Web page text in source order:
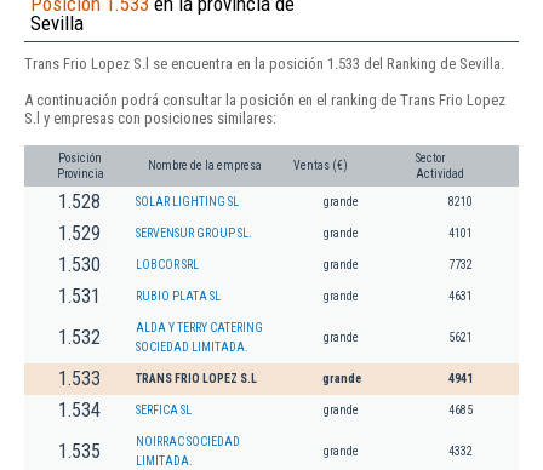
Sevilla
Trans Frio Lopez S.l se encuentra en la posición 1.533 del Ranking de Sevilla.
A continuación podrá consultar la posición en el ranking de Trans Frio Lopez
S.l y empresas con posiciones similares:
Posición
Provincia
Nombre de la empresa Ventas (€)
Sector
Actividad
1.528 SOLAR LIGHTING SL grande 8210
1.529 SERVENSUR GROUP SL. grande 4101
1.530 LOBCOR SRL grande 7732
1.531 RUBIO PLATA SL grande 4631
1.532
ALDA Y TERRY CATERING
SOCIEDAD LIMITADA.
grande 5621
1.533 TRANS FRIO LOPEZ S.L grande 4941
1.534 SERFICA SL grande 4685
1.535
NOIRRAC SOCIEDAD
LIMITADA.
grande 4332